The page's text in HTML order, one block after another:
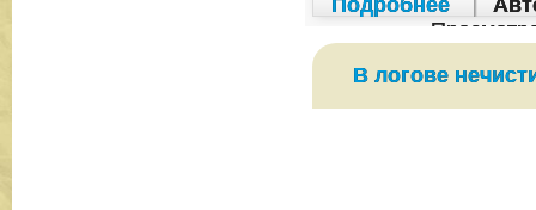
Подробнее
В логове